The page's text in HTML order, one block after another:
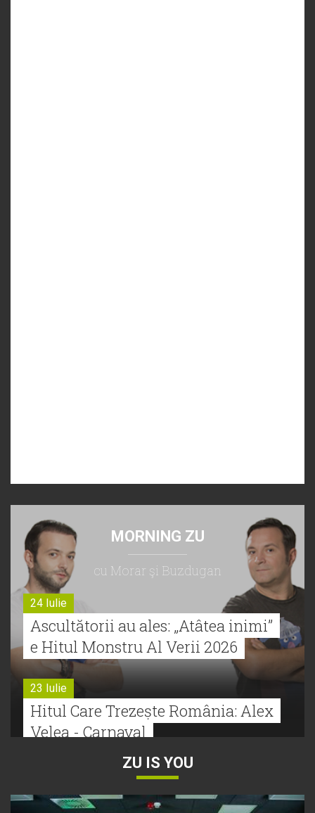
MORNING ZU
cu Morar şi Buzdugan
24 Iulie
Ascultătorii au ales: „Atâtea inimi”
e Hitul Monstru Al Verii 2026
23 Iulie
Hitul Care Trezește România: Alex
Velea - Carnaval
Bătălie strânsă la Hitul Monstru Al
ZU IS YOU